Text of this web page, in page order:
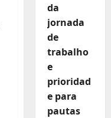
da
jornada
de
trabalho
e
prioridad
e para
pautas